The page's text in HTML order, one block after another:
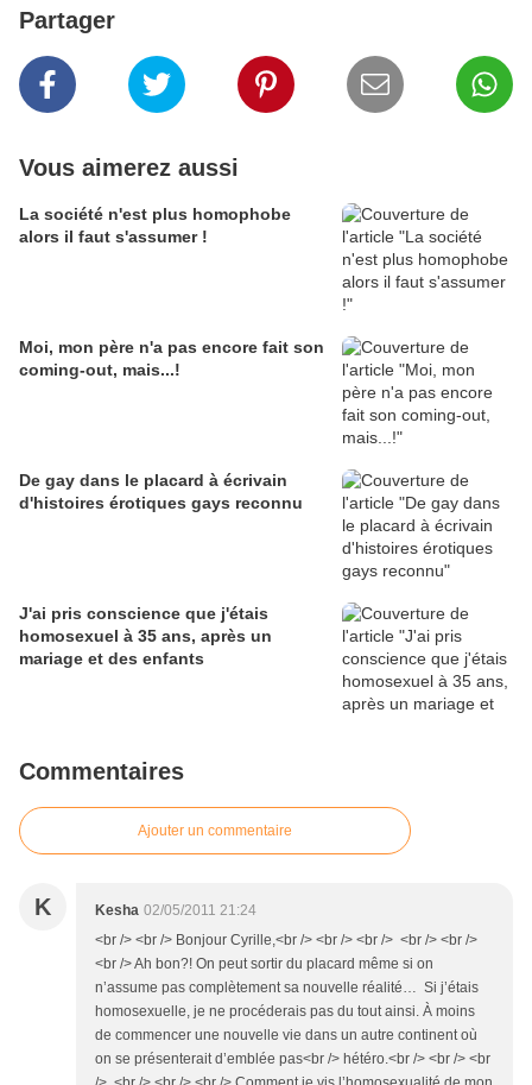
Partager
Vous aimerez aussi
La société n'est plus homophobe
alors il faut s'assumer !
Moi, mon père n'a pas encore fait son
coming-out, mais...!
De gay dans le placard à écrivain
d'histoires érotiques gays reconnu
J'ai pris conscience que j'étais
homosexuel à 35 ans, après un
mariage et des enfants
Commentaires
Ajouter un commentaire
K Kesha 02/05/2011 21:24
<br /> <br /> Bonjour Cyrille,<br /> <br /> <br /> <br /> <br />
<br /> Ah bon?! On peut sortir du placard même si on
n’assume pas complètement sa nouvelle réalité… Si j’étais
homosexuelle, je ne procéderais pas du tout ainsi. À moins
de commencer une nouvelle vie dans un autre continent où
on se présenterait d’emblée pas<br /> hétéro.<br /> <br /> <br